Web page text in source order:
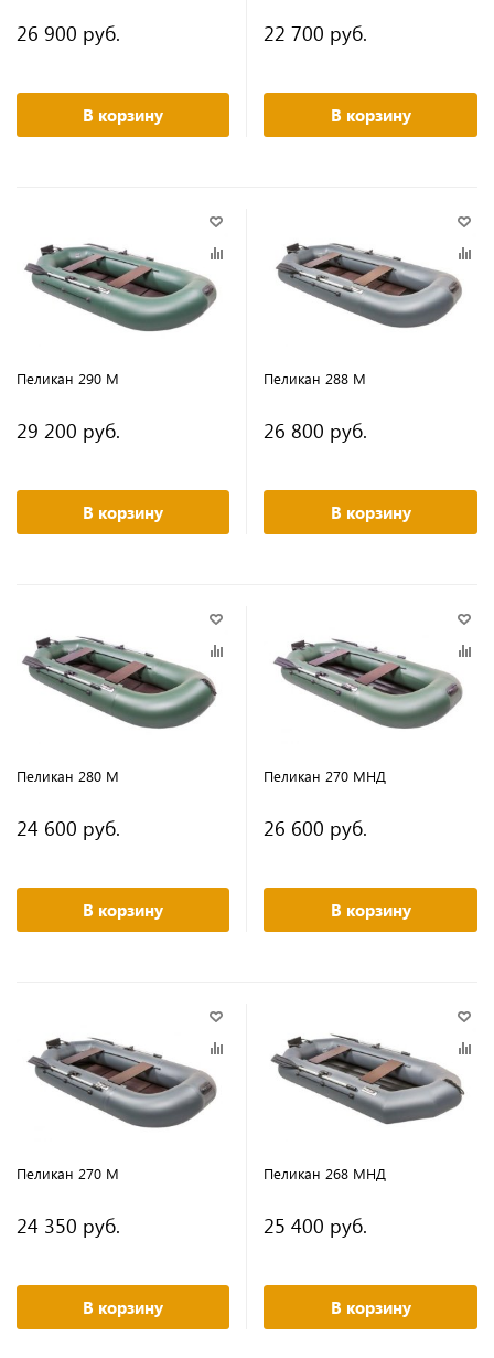
26 900 руб.
В корзину
22 700 руб.
В корзину
Пеликан 290 М
29 200 руб.
В корзину
Пеликан 288 М
26 800 руб.
В корзину
Пеликан 280 М
24 600 руб.
В корзину
Пеликан 270 МНД
26 600 руб.
В корзину
Пеликан 270 М
24 350 руб.
В корзину
Пеликан 268 МНД
25 400 руб.
В корзину